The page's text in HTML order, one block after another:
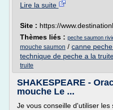
Lire la suite
Site : https://
Thèmes liés : peche saumon
mouche saumon / canne
technique de peche a la
truite
SHAKESPEARE -
mouche Le ...
Je vous conseille d'utiliser